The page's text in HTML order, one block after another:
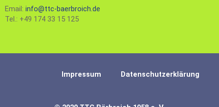
Email: info@ttc-baerbroich.de
Tel.: +49 174 33 15 125
Impressum Datenschutzerklärung